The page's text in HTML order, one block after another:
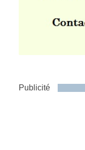
Publicité